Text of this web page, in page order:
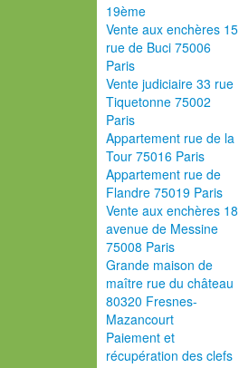
19ème
Vente aux enchères 15
rue de Buci 75006
Paris
Vente judiciaire 33 rue
Tiquetonne 75002
Paris
Appartement rue de la
Tour 75016 Paris
Appartement rue de
Flandre 75019 Paris
Vente aux enchères 18
avenue de Messine
75008 Paris
Grande maison de
maître rue du château
80320 Fresnes-
Mazancourt
Paiement et
récupération des clefs